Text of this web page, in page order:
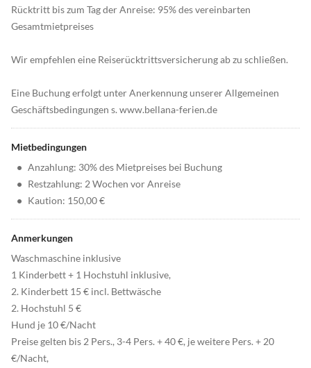
Rücktritt bis zum Tag der Anreise: 95% des vereinbarten
Gesamtmietpreises
Wir empfehlen eine Reiserücktrittsversicherung ab zu schließen.
Eine Buchung erfolgt unter Anerkennung unserer Allgemeinen
Geschäftsbedingungen s. www.bellana-ferien.de
Mietbedingungen
• Anzahlung: 30% des Mietpreises bei Buchung
• Restzahlung: 2 Wochen vor Anreise
• Kaution: 150,00 €
Anmerkungen
Waschmaschine inklusive
1 Kinderbett + 1 Hochstuhl inklusive,
2. Kinderbett 15 € incl. Bettwäsche
2. Hochstuhl 5 €
Hund je 10 €/Nacht
Preise gelten bis 2 Pers., 3-4 Pers. + 40 €, je weitere Pers. + 20
€/Nacht,